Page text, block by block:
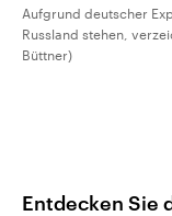
Aufgrund deutscher
Russland stehen,
Büttner)
Entdecken Sie